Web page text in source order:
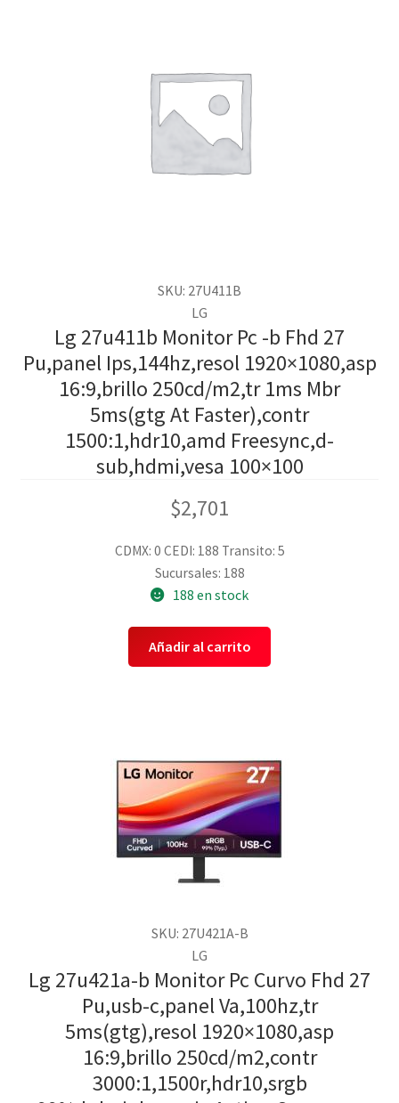
SKU: 27U411B
LG
Lg 27u411b Monitor Pc -b Fhd 27
Pu,panel Ips,144hz,resol 1920×1080,asp
16:9,brillo 250cd/m2,tr 1ms Mbr
5ms(gtg At Faster),contr
1500:1,hdr10,amd Freesync,d-
sub,hdmi,vesa 100×100
$2,701
CDMX: 0 CEDI: 188 Transito: 5
Sucursales: 188
188 en stock
Añadir al carrito
SKU: 27U421A-B
LG
Lg 27u421a-b Monitor Pc Curvo Fhd 27
Pu,usb-c,panel Va,100hz,tr
5ms(gtg),resol 1920×1080,asp
16:9,brillo 250cd/m2,contr
3000:1,1500r,hdr10,srgb